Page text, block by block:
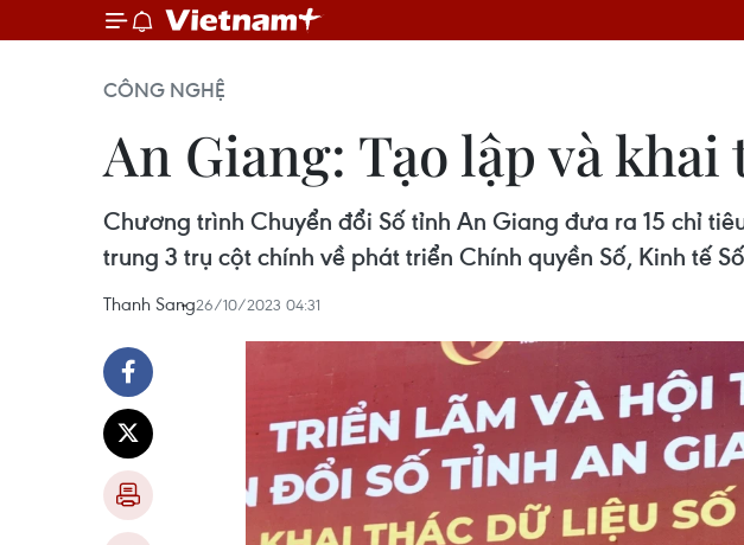
CÔNG NGHỆ
An Giang: Tạo lập và
Chương trình Chuyển đổi Số tỉnh An Giang đưa ra 15 chỉ
trung 3 trụ cột chính về phát triển Chính quyền Số, Kinh tế
Thanh Sang26/10/2023 04:31